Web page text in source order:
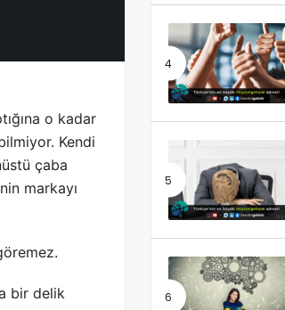
o kadar
Kendi
çaba
markayı
bir delik